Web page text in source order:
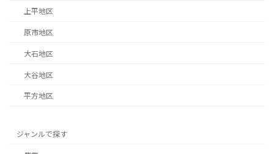
上平地区
原市地区
大石地区
大谷地区
平方地区
ジャンルで探す